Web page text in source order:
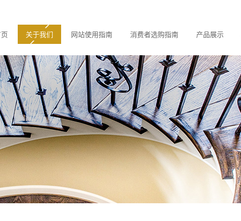
关于我们 网站使用指南 消费者选购指南 产品展示